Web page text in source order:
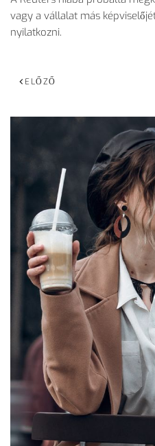
vagy a vállalat más
nyilatkozni.
ELŐZŐ